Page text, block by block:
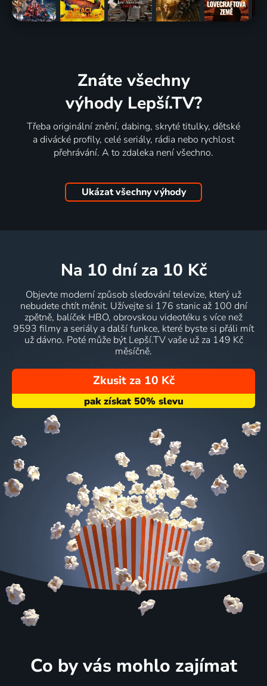
Znáte všechny
výhody Lepší.TV?
Třeba originální znění, dabing, skryté titulky, dětské
a divácké profily, celé seriály, rádia nebo rychlost
přehrávání. A to zdaleka není všechno.
Ukázat všechny výhody
na 10 dní za 10 Kč
Objevte moderní způsob sledování televize, který už
nebudete chtít měnit. Užívejte si 176 stanic až 100 dní
zpětně, balíček HBO, obrovskou videotéku s více než
9593 filmy a seriály a další funkce, které byste si přáli mít
už dávno. Poté může být Lepší.TV vaše už za 149 Kč
měsíčně.
Zkusit za 10 Kč
Co by vás mohlo zajímat